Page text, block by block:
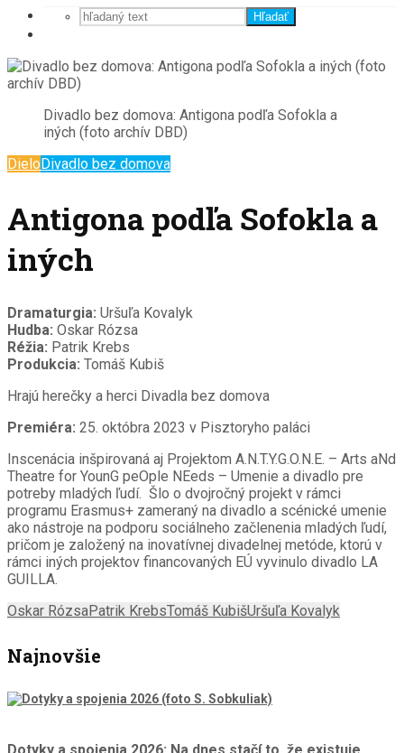
Hľadať
Divadlo bez domova: Antigona podľa Sofokla a
iných (foto archív DBD)
DieloDivadlo bez domova
Antigona podľa Sofokla a
iných
Dramaturgia: Uršuľa Kovalyk
Hudba: Oskar Rózsa
Réžia: Patrik Krebs
Produkcia: Tomáš Kubiš
Hrajú herečky a herci Divadla bez domova
Premiéra: 25. októbra 2023 v Pisztoryho paláci
Inscenácia inšpirovaná aj Projektom A.N.T.Y.G.O.N.E. – Arts aNd
Theatre for YounG peOple NEeds – Umenie a divadlo pre
potreby mladých ľudí. Šlo o dvojročný projekt v rámci
programu Erasmus+ zameraný na divadlo a scénické umenie
ako nástroje na podporu sociálneho začlenenia mladých ľudí,
pričom je založený na inovatívnej divadelnej metóde, ktorú v
rámci iných projektov financovaných EÚ vyvinulo divadlo LA
GUILLA.
Oskar RózsaPatrik KrebsTomáš KubišUršuľa Kovalyk
Najnovšie